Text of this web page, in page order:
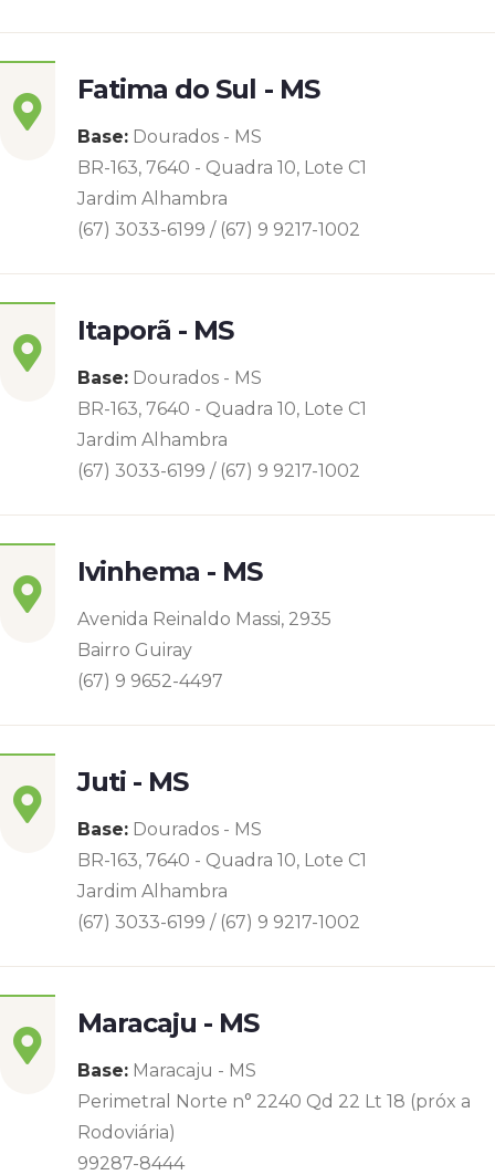
Fatima do Sul - MS
Base: Dourados - MS
BR-163, 7640 - Quadra 10, Lote C1
Jardim Alhambra
(67) 3033-6199 / (67) 9 9217-1002
Itaporã - MS
Base: Dourados - MS
BR-163, 7640 - Quadra 10, Lote C1
Jardim Alhambra
(67) 3033-6199 / (67) 9 9217-1002
Ivinhema - MS
Avenida Reinaldo Massi, 2935
Bairro Guiray
(67) 9 9652-4497
Juti - MS
Base: Dourados - MS
BR-163, 7640 - Quadra 10, Lote C1
Jardim Alhambra
(67) 3033-6199 / (67) 9 9217-1002
Maracaju - MS
Base: Maracaju - MS
Perimetral Norte n° 2240 Qd 22 Lt 18 (próx a
Rodoviária)
99287-8444